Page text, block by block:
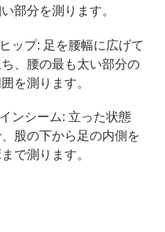
部分を測ります。
ップ: 足を腰幅に広げて
ち、腰の最も太い部分の
を測ります。
ンシーム: 立った状態
、股の下から足の内側を
で測ります。